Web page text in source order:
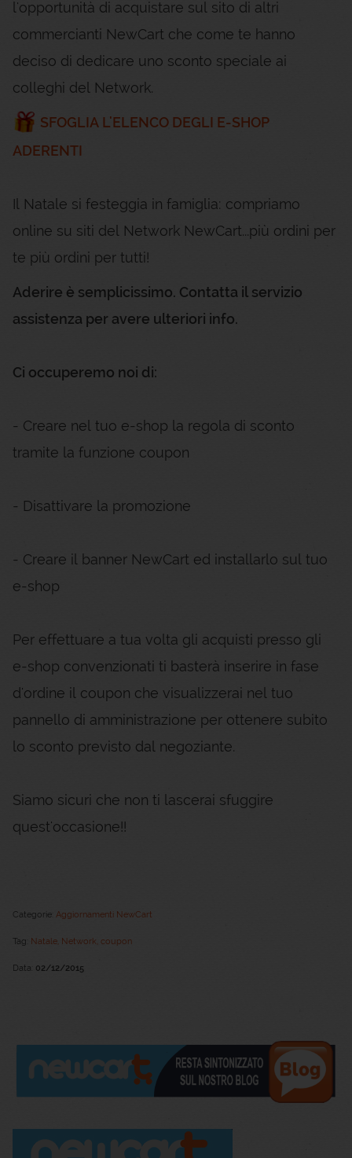
l'opportunità di acquistare sul sito di altri
commercianti NewCart che come te hanno
deciso di dedicare uno sconto speciale ai
colleghi del Network.
SFOGLIA L'ELENCO DEGLI E-SHOP
ADERENTI
Il Natale si festeggia in famiglia: compriamo
online su siti del Network NewCart...più ordini per
te più ordini per tutti!
Aderire è semplicissimo. Contatta il servizio
assistenza per avere ulteriori info.
Ci occuperemo noi di:
- Creare nel tuo e-shop la regola di sconto
tramite la funzione coupon
- Disattivare la promozione
- Creare il banner NewCart ed installarlo sul tuo
e-shop
Per effettuare a tua volta gli acquisti presso gli
e-shop convenzionati ti basterà inserire in fase
d'ordine il coupon che visualizzerai nel tuo
pannello di amministrazione per ottenere subito
lo sconto previsto dal negoziante.
Siamo sicuri che non ti lascerai sfuggire
quest'occasione!!
Categorie: Aggiornamenti NewCart
Tag: Natale, Network, coupon
Data: 02/12/2015